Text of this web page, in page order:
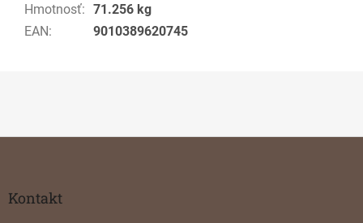
Hmotnosť: 71.256 kg
EAN: 9010389620745
Kontakt